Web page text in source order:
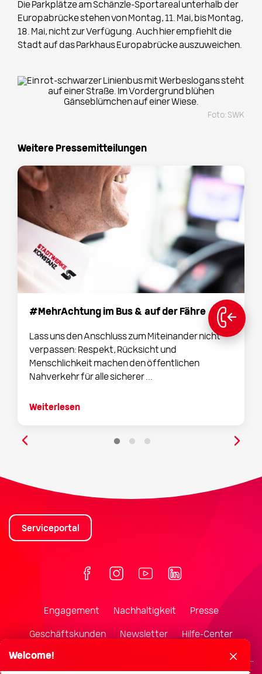
Die Parkplätze am Schänzle-Sportareal unterhalb der
Europabrücke stehen von Montag, 11. Mai, bis Montag,
18. Mai, nicht zur Verfügung. Auch hier empfiehlt die
Stadt auf das Parkhaus Europabrücke auszuweichen.
Foto: SWK
Weitere Pressemitteilungen
#MehrAchtung im Bus & auf der Fähre
Lass uns den Anschluss zum Miteinander nicht
verpassen: Respekt, Rücksicht und
Menschlichkeit machen den öffentlichen
Nahverkehr für alle sicherer ...
Weiterlesen
Serviceportal
Engagement Nachhaltigkeit Presse
Geschäftskunden Newsletter Hilfe-Center
Welcome!